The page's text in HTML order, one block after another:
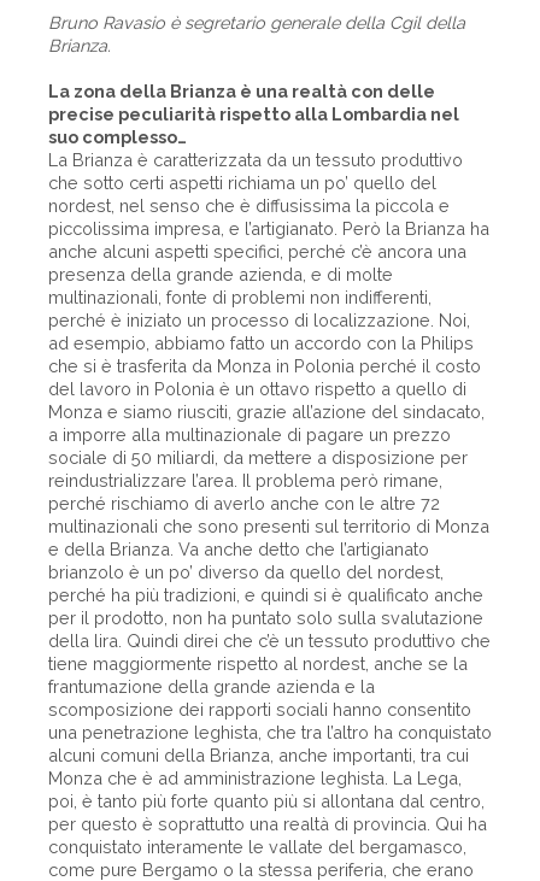
Bruno Ravasio è segretario generale della Cgil della
Brianza.
La zona della Brianza è una realtà con delle
precise peculiarità rispetto alla Lombardia nel
suo complesso…
La Brianza è caratterizzata da un tessuto produttivo
che sotto certi aspetti richiama un po’ quello del
nordest, nel senso che è diffusissima la piccola e
piccolissima impresa, e l’artigianato. Però la Brianza ha
anche alcuni aspetti specifici, perché c’è ancora una
presenza della grande azienda, e di molte
multinazionali, fonte di problemi non indifferenti,
perché è iniziato un processo di localizzazione. Noi,
ad esempio, abbiamo fatto un accordo con la Philips
che si è trasferita da Monza in Polonia perché il costo
del lavoro in Polonia è un ottavo rispetto a quello di
Monza e siamo riusciti, grazie all’azione del sindacato,
a imporre alla multinazionale di pagare un prezzo
sociale di 50 miliardi, da mettere a disposizione per
reindustrializzare l’area. Il problema però rimane,
perché rischiamo di averlo anche con le altre 72
multinazionali che sono presenti sul territorio di Monza
e della Brianza. Va anche detto che l’artigianato
brianzolo è un po’ diverso da quello del nordest,
perché ha più tradizioni, e quindi si è qualificato anche
per il prodotto, non ha puntato solo sulla svalutazione
della lira. Quindi direi che c’è un tessuto produttivo che
tiene maggiormente rispetto al nordest, anche se la
frantumazione della grande azienda e la
scomposizione dei rapporti sociali hanno consentito
una penetrazione leghista, che tra l’altro ha conquistato
alcuni comuni della Brianza, anche importanti, tra cui
Monza che è ad amministrazione leghista. La Lega,
poi, è tanto più forte quanto più si allontana dal centro,
per questo è soprattutto una realtà di provincia. Qui ha
conquistato interamente le vallate del bergamasco,
come pure Bergamo o la stessa periferia, che erano